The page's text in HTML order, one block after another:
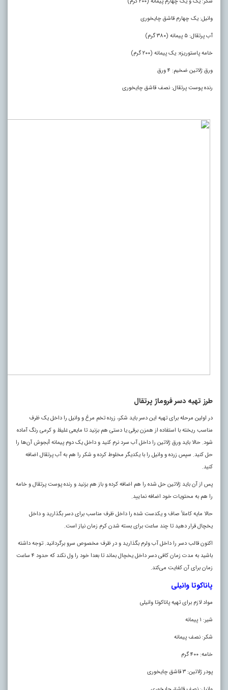
وانیل: یک چهارم قاشق چایخوری
آب پرتقال: ۵ پیمانه (۳۸۰ گرم)
خامه پاستوریزه: یک پیمانه (۲۰۰ گرم)
ورق ژلاتین ضخیم: ۴ ورق
رنده پوست پرتقال: نصف قاشق چایخوری
طرز تهیه دسر فروماژ پرتقال
در اولین مرحله برای تهیه این دسر باید شکر، زرده تخم مرغ و وانیل را داخل یک ظرف
مناسب ریخته با استفاده از همزن برقی یا دستی هم بزنید تا مایعی غلیظ و کرمی رنگ آماده
شود. حالا باید ورق ژلاتین را داخل آب سرد نرم کنید و داخل یک دوم پیمانه آبجوش آن‌ها را
حل کنید. سپس زرده و وانیل را با یکدیگر مخلوط کرده و شکر را هم به آب پرتقال اضافه
کنید.
پس از آن باید ژلاتین حل شده را هم اضافه کرده و باز هم بزنید و رنده پوست پرتقال و خامه
را هم به محتویات خود اضافه نمایید.
حالا مایه کاملاً صاف و یکدست شده را داخل ظرف مناسب برای دسر بگذارید و داخل
یخچال قرار دهید تا چند ساعت برای بسته شدن کرم زمان نیاز است.
اکنون قالب دسر را داخل آب ولرم بگذارید و در ظرف مخصوص سرو برگردانید. توجه داشته
باشید به مدت زمان کافی دسر داخل یخچال بماند تا بعدا خود را ول نکند که حدود ۴ ساعت
زمان برای آن کفایت می‌کند.
پاناکوتا وانیلی
مواد لازم برای تهیه پاناکوتا وانیلی
شیر: ۱ پیمانه
شکر: نصف پیمانه
خامه: ۴۰۰ گرم
پودر ژلاتین: ۳ قاشق چایخوری